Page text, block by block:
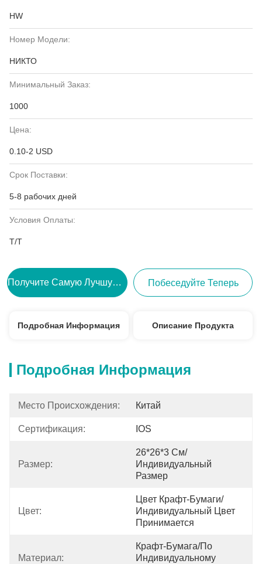
HW
Номер Модели:
НИКТО
Минимальный Заказ:
1000
Цена:
0.10-2 USD
Срок Поставки:
5-8 рабочих дней
Условия Оплаты:
Т/Т
Получите Самую Лучшую Цену Побеседуйте Теперь
Подробная Информация Описание Продукта
Подробная Информация
Место Происхождения: Китай
Сертификация: IOS
Размер:
26*26*3 См/
Индивидуальный
Размер
Цвет:
Цвет Крафт-Бумаги/
Индивидуальный Цвет
Принимается
Материал:
Крафт-Бумага/по
Индивидуальному